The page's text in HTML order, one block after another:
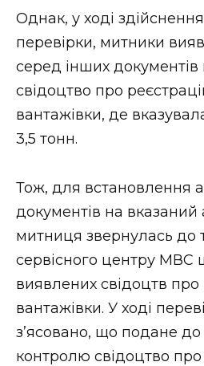
Однак, у ході
перевірки, митники
серед інших
свідоцтво про
вантажівки, де
3,5 тонн.
Тож, для встановлення
документів на вказаний
митниця звернулась до
сервісного центру МВС
виявлених свідоцтв
вантажівки. У ході
з’ясовано, що подане
контролю свідоцтво